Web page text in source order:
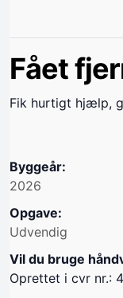
Fået
Fik hurtigt hjælp,
Byggeår:
2026
Opgave:
Udvendig
Vil du bruge
Oprettet i cvr nr.: